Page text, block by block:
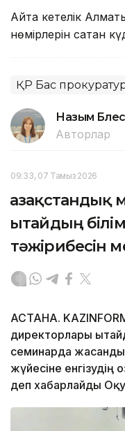
Айта кетелік
нөмірлерін сатқан
ҚР Бас
Назым
Авторлар
09:33, 07 Тамыз 2026
Қытайдың
тәжірибесін
АСТАНА.
директорлары
семинарда жасанды
жүйесіне
деп хабарлайды